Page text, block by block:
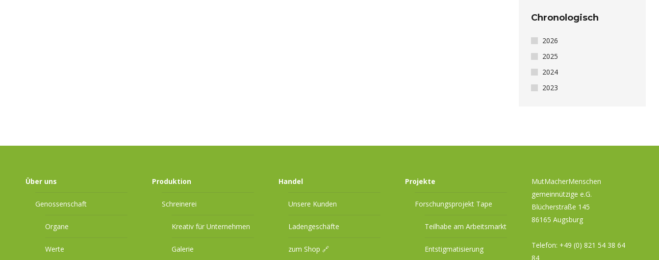
Chronologisch
2026
2025
2024
2023
Über uns
Genossenschaft
Organe
Werte
Produktion
Schreinerei
Kreativ für Unternehmen
Galerie
Handel
Unsere Kunden
Ladengeschäfte
zum Shop 🔗
Projekte
Forschungsprojekt Tape
Teilhabe am Arbeitsmarkt
Entstigmatisierung
MutMacherMenschen
gemeinnützige e.G.
Blücherstraße 145
86165 Augsburg
Telefon: +49 (0) 821 54 38 64
84